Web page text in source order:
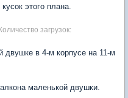
этого плана.
загрузок:
двушке в 4-м корпусе на 11-м
маленькой двушки.